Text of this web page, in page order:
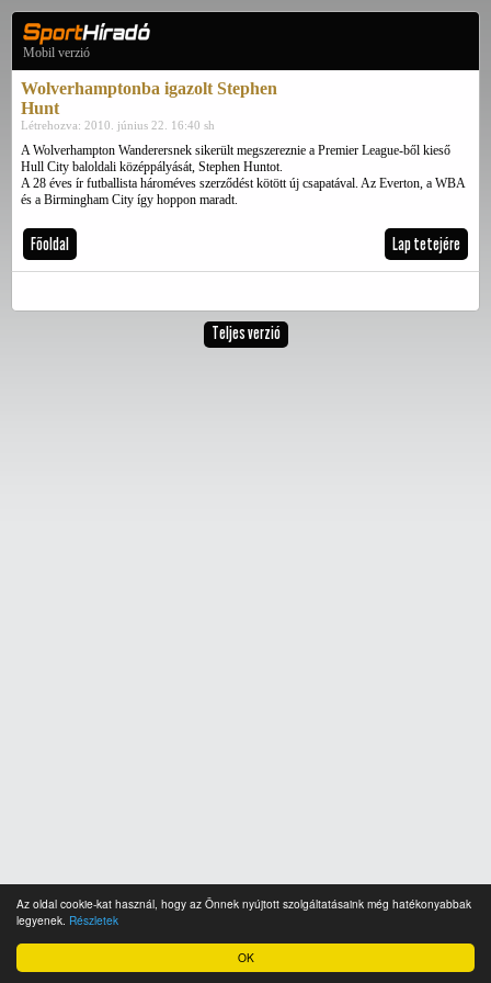
OK
Az oldal cookie-kat használ, hogy az Önnek nyújtott szolgáltatásaink még hatékonyabbak
legyenek. Részletek
Mobil verzió
Wolverhamptonba igazolt Stephen
Hunt
Létrehozva: 2010. június 22. 16:40 sh
A Wolverhampton Wanderersnek sikerült megszereznie a Premier League-ből kieső
Hull City baloldali középpályását, Stephen Huntot.
A 28 éves ír futballista hároméves szerződést kötött új csapatával. Az Everton, a WBA
és a Birmingham City így hoppon maradt.
Főoldal Lap tetejére
Teljes verzió